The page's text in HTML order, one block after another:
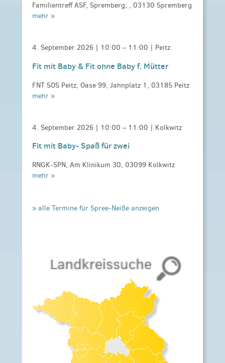
Familientreff ASF, Spremberg, , 03130 Spremberg
mehr »
4. September 2026 | 10:00 – 11:00 | Peitz
Fit mit Baby & Fit ohne Baby f. Mütter
FNT SOS Peitz, Oase 99, Jahnplatz 1, 03185 Peitz
mehr »
4. September 2026 | 10:00 – 11:00 | Kolkwitz
Fit mit Baby- Spaß für zwei
RNGK-SPN, Am Klinikum 30, 03099 Kolkwitz
mehr »
» alle Termine für Spree-Neiße anzeigen